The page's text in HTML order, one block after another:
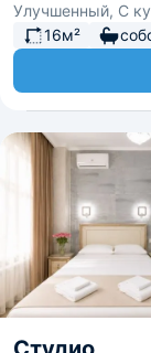
Улучшенный, С
16м²